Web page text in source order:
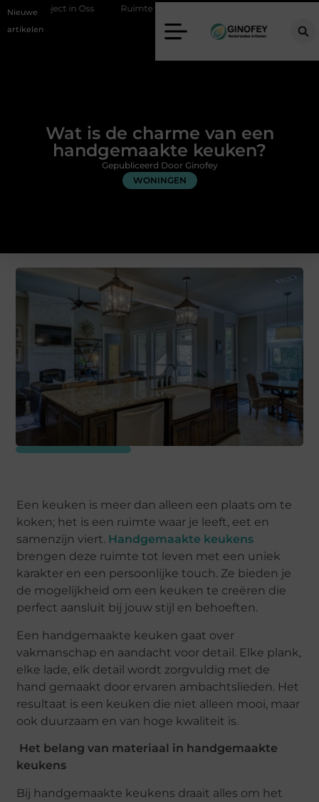
Nieuwe
artikelen
in Oss Ruimte winnen in de slaapkamer met een boxspring
Wat is de charme van een
handgemaakte keuken?
WONINGEN
Gepubliceerd Door Ginofey
Een keuken is meer dan alleen een plaats om te
koken; het is een ruimte waar je leeft, eet en
samenzijn viert. Handgemaakte keukens
brengen deze ruimte tot leven met een uniek
karakter en een persoonlijke touch. Ze bieden je
de mogelijkheid om een keuken te creëren die
perfect aansluit bij jouw stijl en behoeften.
Een handgemaakte keuken gaat over
vakmanschap en aandacht voor detail. Elke plank,
elke lade, elk detail wordt zorgvuldig met de
hand gemaakt door ervaren ambachtslieden. Het
resultaat is een keuken die niet alleen mooi, maar
ook duurzaam en van hoge kwaliteit is.
Het belang van materiaal in handgemaakte
keukens
Bij handgemaakte keukens draait alles om het